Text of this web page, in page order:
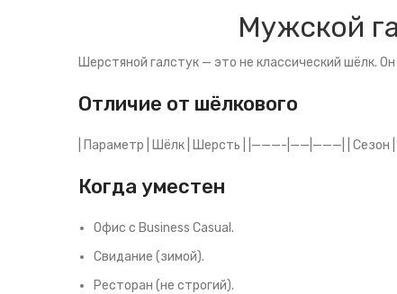
Мужской
Шерстяной галстук — это не классический шёлк.
Отличие от шёлкового
| Параметр | Шёлк | Шерсть | |———-|——|———| | Сезон |
Когда уместен
Офис с Business Casual.
Свидание (зимой).
Ресторан (не строгий).